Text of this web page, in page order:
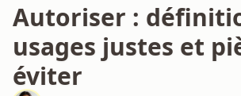
Autoriser :
usages justes et
éviter